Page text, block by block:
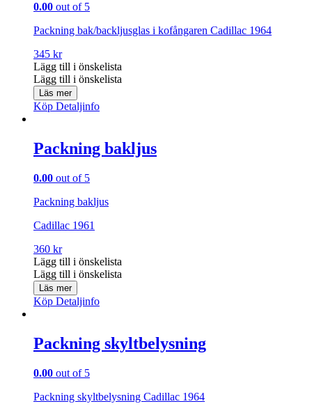
0.00 out of 5
Packning bak/backljusglas i kofångaren Cadillac 1964
345 kr
Lägg till i önskelista
Lägg till i önskelista
Läs mer
Köp Detaljinfo
Packning bakljus
0.00 out of 5
Packning bakljus
Cadillac 1961
360 kr
Lägg till i önskelista
Lägg till i önskelista
Läs mer
Köp Detaljinfo
Packning skyltbelysning
0.00 out of 5
Packning skyltbelysning Cadillac 1964